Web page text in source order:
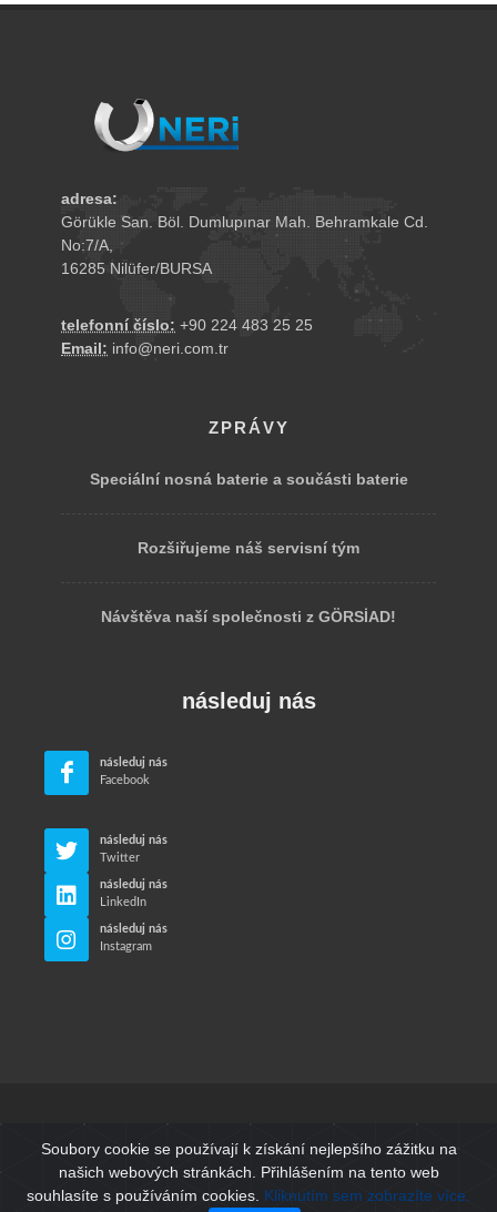
Soubory cookie se používají k získání nejlepšího zážitku na
našich webových stránkách. Přihlášením na tento web
souhlasíte s používáním cookies. Kliknutím sem zobrazíte více.
adresa:
Görükle San. Böl. Dumlupınar Mah. Behramkale Cd.
No:7/A,
16285 Nilüfer/BURSA
telefonní číslo: +90 224 483 25 25
Email: info@neri.com.tr
ZPRÁVY
Speciální nosná baterie a součásti baterie
Rozšiřujeme náš servisní tým
Návštěva naší společnosti z GÖRSİAD!
následuj nás
následuj nás
Facebook
následuj nás
Twitter
následuj nás
LinkedIn
následuj nás
Instagram
© Neri Makina Mühendislik Sanayi ve Ticaret Ltd. Sti.
Všechna práva vyhrazena.
Podmínky použití / Zásady ochrany osobních údajů